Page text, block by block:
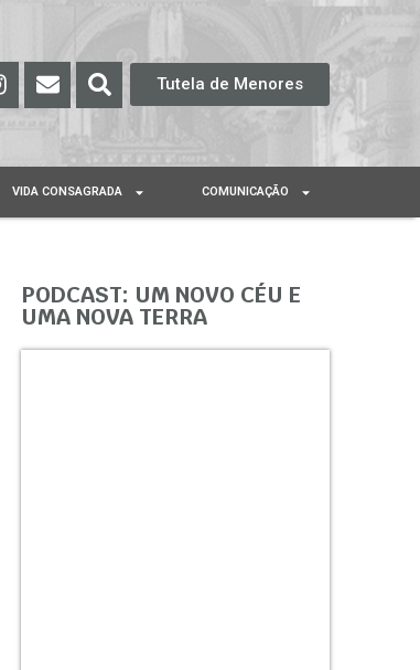
Tutela de Menores
VIDA CONSAGRADA COMUNICAÇÃO
PODCAST: UM NOVO CÉU E
UMA NOVA TERRA